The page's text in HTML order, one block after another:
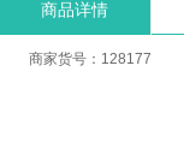
商品详情
商家货号：128177